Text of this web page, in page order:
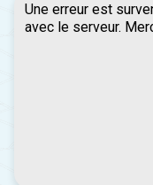
A propos
Une erreur est
avec le serveur.